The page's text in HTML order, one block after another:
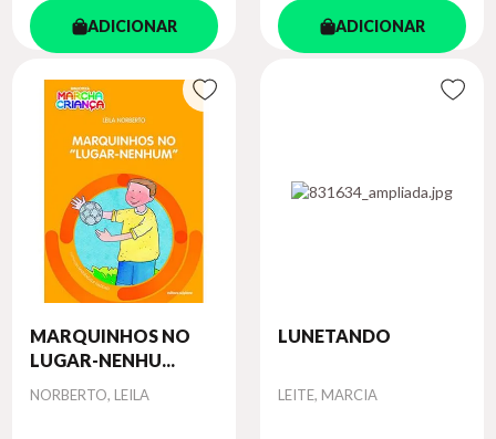
ADICIONAR ADICIONAR
MARQUINHOS NO
LUGAR-NENHU...
Autor
NORBERTO, LEILA
LUNETANDO
Autor
LEITE, MARCIA